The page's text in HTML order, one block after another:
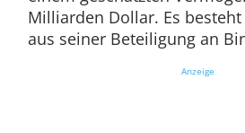
Milliarden Dollar. Es
aus seiner Beteiligung an
Anzeige